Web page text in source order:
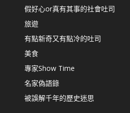
假好心or真有其事的社會吐司
旅遊
有點新奇又有點冷的吐司
美食
專家Show Time
名家偽語錄
被誤解千年的歷史迷思